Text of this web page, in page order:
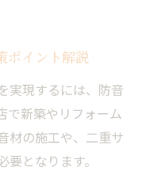
ン比較と選定ポ
工務店検討リス
店オプション選
ポイント解説
実現するには、防音
で新築やリフォーム
材の施工や、二重サ
となります。